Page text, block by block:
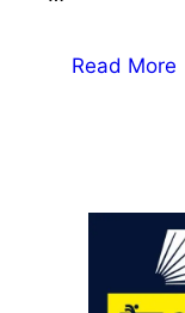
Read More